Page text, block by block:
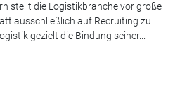
stellt die Logistikbranche vor große
ausschließlich auf Recruiting zu
gezielt die Bindung seiner...